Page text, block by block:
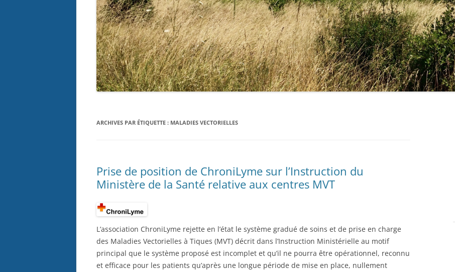
ARCHIVES PAR ÉTIQUETTE : MALADIES VECTORIELLES
Prise de position de ChroniLyme sur l’Instruction du
Ministère de la Santé relative aux centres MVT
L’association ChroniLyme rejette en l’état le système gradué de soins et de prise en charge
des Maladies Vectorielles à Tiques (MVT) décrit dans l’Instruction Ministérielle au motif
principal que le système proposé est incomplet et qu’il ne pourra être opérationnel, reconnu
et efficace pour les patients qu’après une longue période de mise en place, nullement